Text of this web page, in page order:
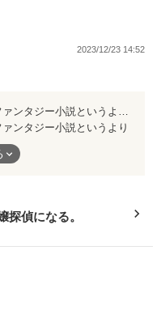
うぞ。
な毎日。
ない』
2023/12/23 14:52
ンタジー小説というより
映画を観ている感覚にも
の動機、目撃者たちの証
ら推理の完成度や納得度
ます。
探偵になる。